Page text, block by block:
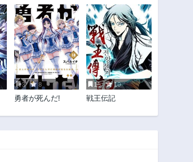
3 8
勇者が死んだ!
15 10
戦王伝記